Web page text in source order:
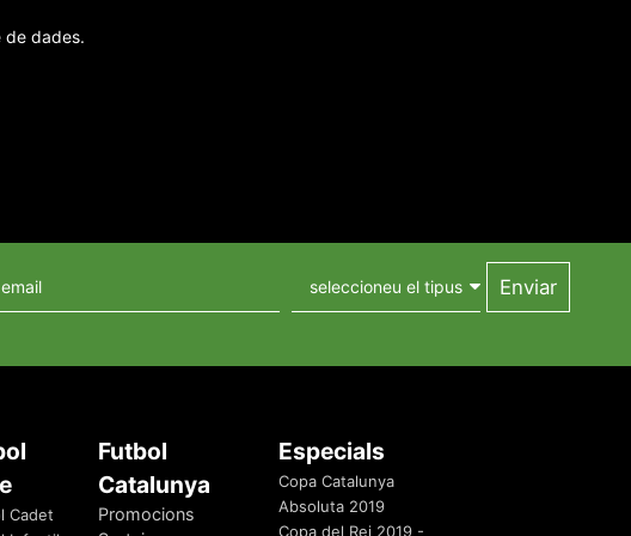
de dades.
Cadet
Futbol
Catalunya
Promocions
Especials
Copa Catalunya
Absoluta 2019
Copa del Rei 2019 -